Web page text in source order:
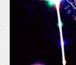
GLOW ÜRÜNLER
glow bardak
glow bileklik